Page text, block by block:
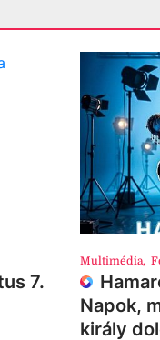
7.
Multimédia,
Napok,
király